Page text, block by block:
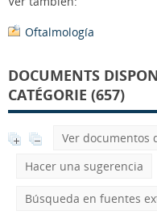
Oftalmología
DOCUMENTS
CATÉGORIE (657)
Ver documentos
Hacer una sugerencia
Búsqueda en fuentes